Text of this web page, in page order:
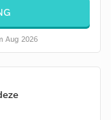
Aug 2026